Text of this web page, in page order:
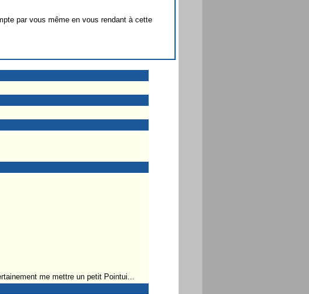
par vous même en vous rendant à cette
me mettre un petit Pointui...